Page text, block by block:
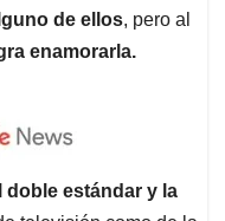
de ellos, pero al
enamorarla.
doble estándar y la